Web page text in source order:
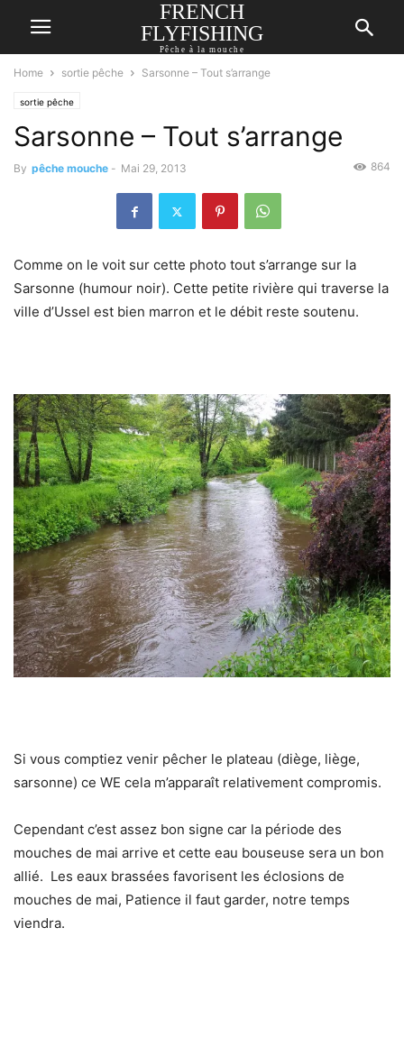
FRENCH
FLYFISHING
Pêche à la mouche
Home sortie pêche Sarsonne – Tout s’arrange
sortie pêche
Sarsonne – Tout s’arrange
By pêche mouche - Mai 29, 2013 864
Comme on le voit sur cette photo tout s’arrange sur la
Sarsonne (humour noir). Cette petite rivière qui traverse la
ville d’Ussel est bien marron et le débit reste soutenu.
Si vous comptiez venir pêcher le plateau (diège, liège,
sarsonne) ce WE cela m’apparaît relativement compromis.
Cependant c’est assez bon signe car la période des
mouches de mai arrive et cette eau bouseuse sera un bon
allié. Les eaux brassées favorisent les éclosions de
mouches de mai, Patience il faut garder, notre temps
viendra.